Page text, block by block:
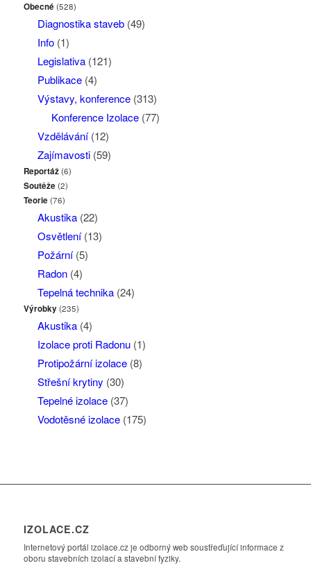
Obecné (528)
Diagnostika staveb(49)
Info(1)
Legislativa(121)
Publikace(4)
Výstavy, konference(313)
Konference Izolace(77)
Vzdělávání(12)
Zajímavosti(59)
Reportáž(6)
Soutěže (2)
Teorie (76)
Akustika(22)
Osvětlení(13)
Požární(5)
Radon(4)
Tepelná technika(24)
Výrobky(235)
Akustika(4)
Izolace proti Radonu(1)
Protipožární izolace(8)
Střešní krytiny (30)
Tepelné izolace(37)
Vodotěsné izolace(175)
IZOLACE.CZ
Internetový portál izolace.cz je odborný web soustřeďující informace z
oboru stavebních izolací a stavební fyziky.